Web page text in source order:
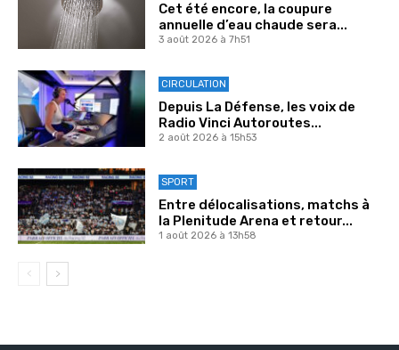
Cet été encore, la coupure
annuelle d’eau chaude sera...
3 août 2026 à 7h51
CIRCULATION
Depuis La Défense, les voix de
Radio Vinci Autoroutes...
2 août 2026 à 15h53
SPORT
Entre délocalisations, matchs à
la Plenitude Arena et retour...
1 août 2026 à 13h58